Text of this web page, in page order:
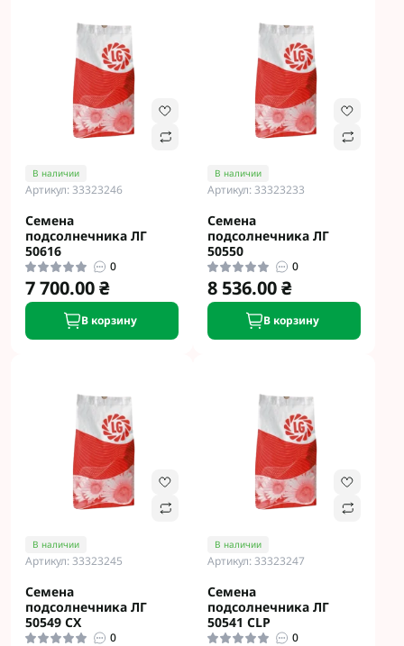
В наличии
Артикул: 33323246
Семена
подсолнечника ЛГ
50616
0
7 700.00 ₴
В корзину
В наличии
Артикул: 33323233
Семена
подсолнечника ЛГ
50550
0
8 536.00 ₴
В корзину
В наличии
Артикул: 33323245
Семена
подсолнечника ЛГ
50549 CX
0
В наличии
Артикул: 33323247
Семена
подсолнечника ЛГ
50541 CLP
0